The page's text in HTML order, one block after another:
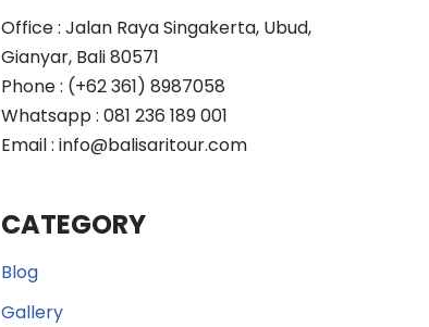
Office : Jalan Raya Singakerta, Ubud,
Gianyar, Bali 80571
Phone : (+62 361) 8987058
Whatsapp : 081 236 189 001
Email : info@balisaritour.com
CATEGORY
Blog
Gallery